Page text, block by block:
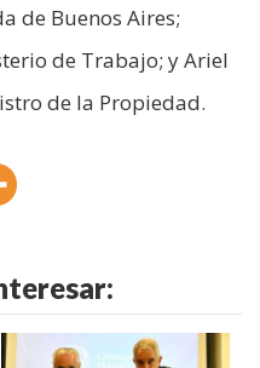
de Buenos Aires;
de Trabajo; y Ariel
de la Propiedad.